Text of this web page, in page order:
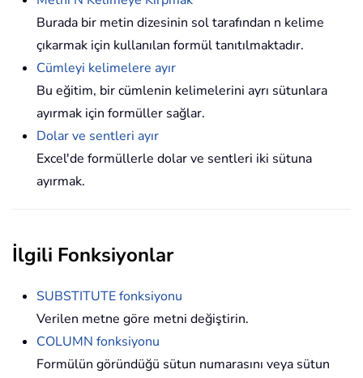
Burada bir metin dizesinin sol tarafından n kelime
çıkarmak için kullanılan formül tanıtılmaktadır.
Cümleyi kelimelere ayır
Bu eğitim, bir cümlenin kelimelerini ayrı sütunlara
ayırmak için formüller sağlar.
Dolar ve sentleri ayır
Excel'de formüllerle dolar ve sentleri iki sütuna
ayırmak.
İlgili Fonksiyonlar
SUBSTITUTE fonksiyonu
Verilen metne göre metni değiştirin.
COLUMN fonksiyonu
Formülün göründüğü sütun numarasını veya sütun